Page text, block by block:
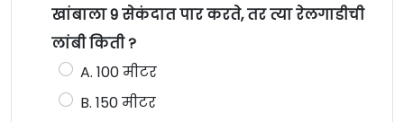
खांबाला 9 सेकंदात पार करते, तर त्या रेलगाडीची
लांबी किती ?
A. 100 मीटर
B. 150 मीटर